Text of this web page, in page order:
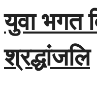
युवा भगत
श्रद्धांजलि